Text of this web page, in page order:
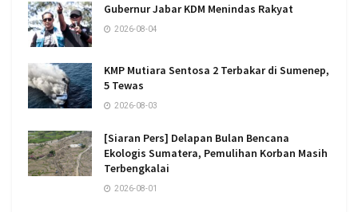
Gubernur Jabar KDM Menindas Rakyat
2026-08-04
KMP Mutiara Sentosa 2 Terbakar di Sumenep,
5 Tewas
2026-08-03
[Siaran Pers] Delapan Bulan Bencana
Ekologis Sumatera, Pemulihan Korban Masih
Terbengkalai
2026-08-01